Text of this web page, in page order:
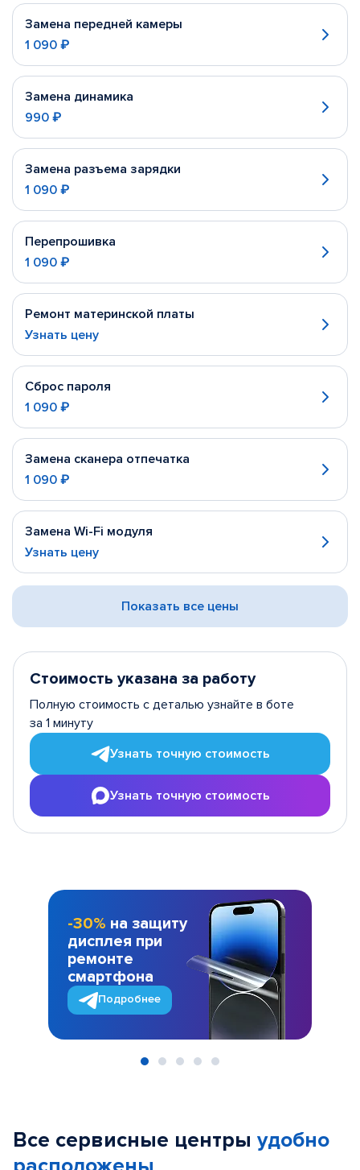
Замена передней камеры
1 090 ₽
Замена динамика
990 ₽
Замена разъема зарядки
1 090 ₽
Перепрошивка
1 090 ₽
Ремонт материнской платы
Узнать цену
Сброс пароля
1 090 ₽
Замена сканера отпечатка
1 090 ₽
Замена Wi-Fi модуля
Узнать цену
Показать все цены
Стоимость указана за работу
Полную стоимость с деталью узнайте в боте
за 1 минуту
Узнать точную стоимость
Узнать точную стоимость
-30% на защиту
дисплея при
ремонте
смартфона
Подробнее
Все сервисные центры удобно